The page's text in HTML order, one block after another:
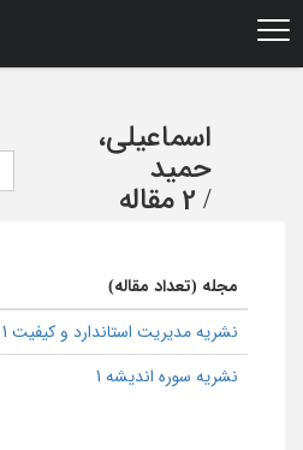
اسماعیلی،
حمید
/ 2 مقاله
مجله (تعداد مقاله)
نشریه مدیریت استاندارد و کیفیت 1
نشریه سوره اندیشه 1